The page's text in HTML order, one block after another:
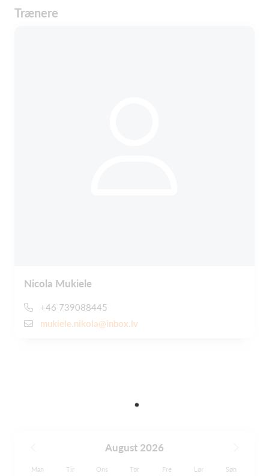
Trænere
Nicola Mukiele
+46 739088445
mukiele.nikola@inbox.lv
August 2026
Man Tir Ons Tor Fre Lør Søn